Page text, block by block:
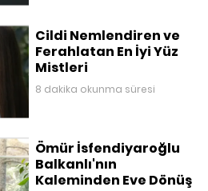
Cildi Nemlendiren ve
Ferahlatan En İyi Yüz
Mistleri
8 dakika okunma süresi
Ömür İsfendiyaroğlu
Balkanlı'nın
Kaleminden Eve Dönüş